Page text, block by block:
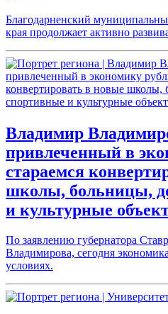
Благодарненский
края продолжает активно
Владимир
привлеченный в
стараемся
школы, больницы,
и культурные
По заявлению губернатора
Владимирова, сегодня
условиях.